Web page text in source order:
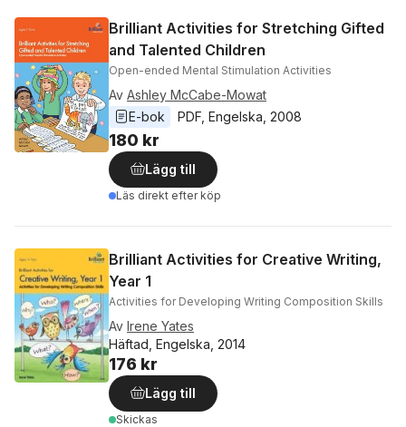
Brilliant Activities for Stretching Gifted
and Talented Children
Open-ended Mental Stimulation Activities
Av Ashley McCabe-Mowat
E-bok
PDF Engelska 2008
180 kr
Lägg till
Läs direkt efter köp
Brilliant Activities for Creative Writing,
Year 1
Activities for Developing Writing Composition Skills
Av Irene Yates
Häftad, Engelska, 2014
176 kr
Lägg till
Skickas